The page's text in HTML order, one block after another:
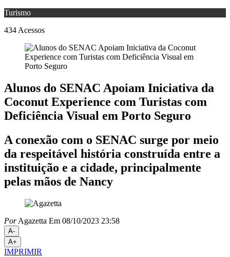
Turismo
434 Acessos
Alunos do SENAC Apoiam Iniciativa da
Coconut Experience com Turistas com
Deficiência Visual em Porto Seguro
A conexão com o SENAC surge por meio
da respeitável história construída entre a
instituição e a cidade, principalmente
pelas mãos de Nancy
PorAgazetta Em 08/10/2023 23:58
A-
A+
IMPRIMIR